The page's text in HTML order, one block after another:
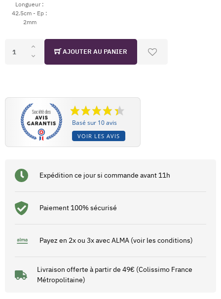
Longueur :
42.5cm - Ep :
2mm
AJOUTER AU PANIER
Basé sur 10 avis
VOIR LES AVIS
Expédition ce jour si commande avant 11h
Paiement 100% sécurisé
Payez en 2x ou 3x avec ALMA (voir les conditions)
Livraison offerte à partir de 49€ (Colissimo France
Métropolitaine)